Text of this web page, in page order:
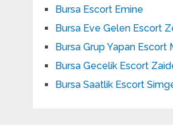
Bursa Escort Emine
Bursa Eve Gelen Escort
Bursa Grup Yapan Escort
Bursa Gecelik Escort
Bursa Saatlik Escort